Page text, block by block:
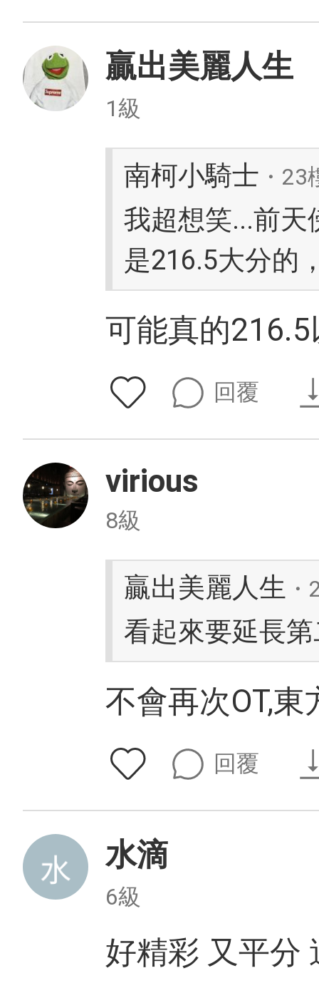
贏出美麗人生
1級
南柯小騎士 ・
我超想笑...前天
是216.5大分的
可能真的
回覆
virious
8級
贏出美麗人生
看起來要延長
不會再次OT,
回覆
水滴
6級
好精彩 又平分